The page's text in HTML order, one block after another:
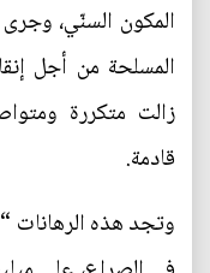
المكون السنّي،
المسلحة من أجل
زالت متكررة
قادمة.
وتجد هذه الرهانات